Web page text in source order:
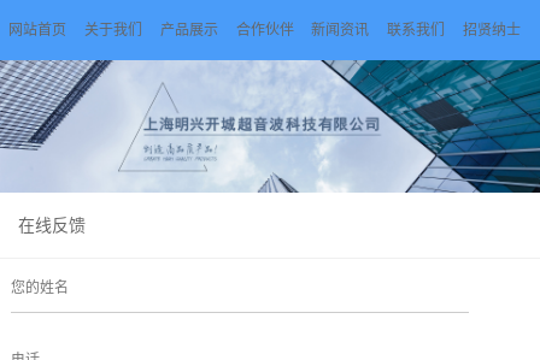
网站首页 关于我们 产品展示 合作伙伴 新闻资讯 联系我们 招贤纳士
在线反馈